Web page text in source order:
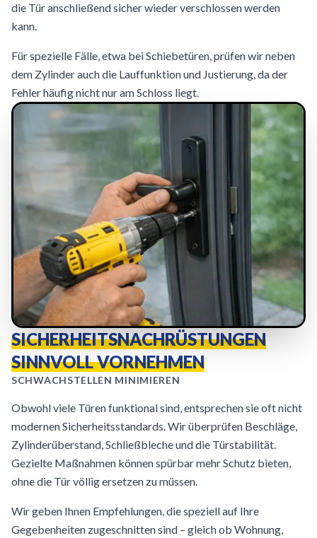
die Tür anschließend sicher wieder verschlossen werden
kann.
Für spezielle Fälle, etwa bei Schiebetüren, prüfen wir neben
dem Zylinder auch die Lauffunktion und Justierung, da der
Fehler häufig nicht nur am Schloss liegt.
SICHERHEITSNACHRÜSTUNGEN
SINNVOLL VORNEHMEN
SCHWACHSTELLEN MINIMIEREN
Obwohl viele Türen funktional sind, entsprechen sie oft nicht
modernen Sicherheitsstandards. Wir überprüfen Beschläge,
Zylinderüberstand, Schließbleche und die Türstabilität.
Gezielte Maßnahmen können spürbar mehr Schutz bieten,
ohne die Tür völlig ersetzen zu müssen.
Wir geben Ihnen Empfehlungen, die speziell auf Ihre
Gegebenheiten zugeschnitten sind – gleich ob Wohnung,